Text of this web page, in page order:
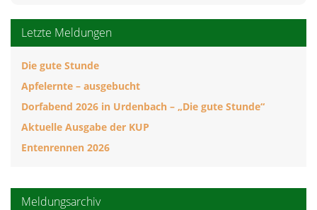
Letzte Meldungen
Die gute Stunde
Apfelernte – ausgebucht
Dorfabend 2026 in Urdenbach – „Die gute Stunde“
Aktuelle Ausgabe der KUP
Entenrennen 2026
Meldungsarchiv